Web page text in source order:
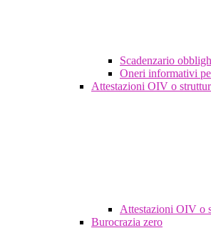
Scadenzario
Oneri informativi
Attestazioni OIV o
Attestazioni OIV o
Burocrazia zero